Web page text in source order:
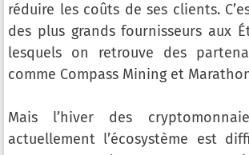
réduire les coûts de ses clients.
des plus grands fournisseurs aux
lesquels on retrouve des
comme Compass Mining et
Mais l’hiver des
actuellement l’écosystème est